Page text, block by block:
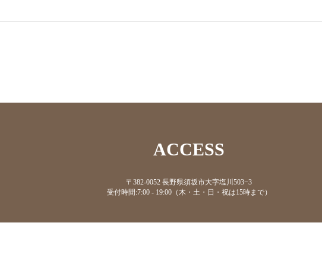
ACCESS
〒382-0052 長野県須坂市大字塩川503−3
受付時間:7:00 - 19:00（木・土・日・祝は15時まで）